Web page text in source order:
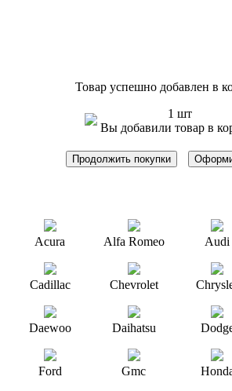
Товар успешно добавлен в
1 шт
Вы добавили товар в
Продолжить покупки
Acura Alfa Romeo Audi
Cadillac Chevrolet
Daewoo Daihatsu
Ford Gmc